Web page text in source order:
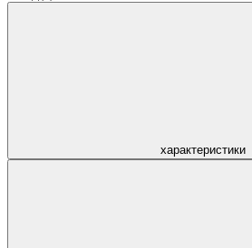
характеристики